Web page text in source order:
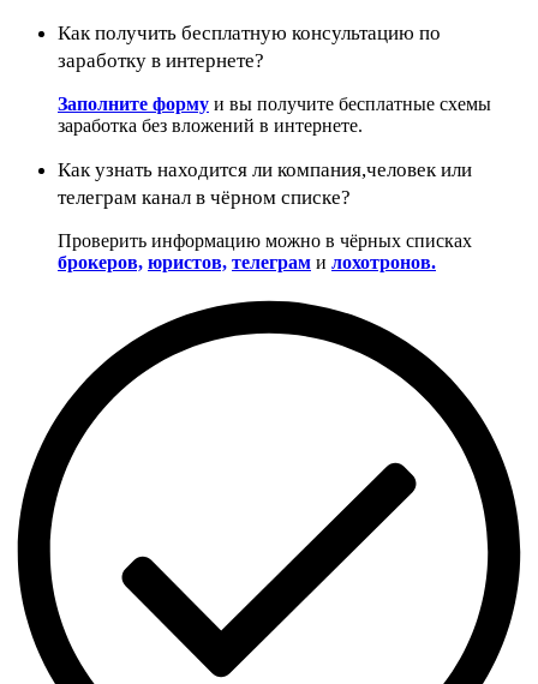
Как получить бесплатную консультацию по
заработку в интернете?
Заполните форму и вы получите бесплатные схемы
заработка без вложений в интернете.
Как узнать находится ли компания,человек или
телеграм канал в чёрном списке?
Проверить информацию можно в чёрных списках
брокеров, юристов, телеграм и лохотронов.